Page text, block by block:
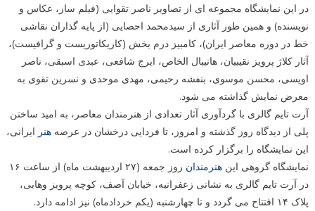
در این نمایشگاه مجموعه ای از تصاویر ناصر تقوایی (فیلم ساز، عکاس و
نویسنده) و همین طور آثاری از سیدمحمد احصایی (از پایه گذاران نقاشی
خط در دوره معاصر ایران)، کامبیز درم بخش (کاریکاتوریست و گرافیست)،
آثار کلاژ پرویز نقیبیان، هانیبال الخاص، ایرج شافعی، عبدی اسبقی، ناصر
اویسی، محسن موسوی، بنفشه رحیمی، مهدی موحدی و نسرین تقوی به
معرض نمایش گذاشته می شود.
آرت تایم گالری با گردآوری آثار تعدادی از هنرمندان معاصر، به امید ساختن
پلی از دیدگاه روز گذشته و امروز، تا فردایی درخشان در عرصه هنر ایرانی،
این نمایشگاه را برگزار کرده است.
نمایشگاه گروهی این هنرمندان
روز جمعه (۲۷ اردیبهشت ماه) از ساعت ۱۶
در آرت تایم گالری به نشانی زعفرانیه، خیابان آصف، کوچه پرویز وهابی،
پلاک ۱۴ افتتاح می گردد و تا چهارشنبه (یکم خردادماه) نیز ادامه دارد.